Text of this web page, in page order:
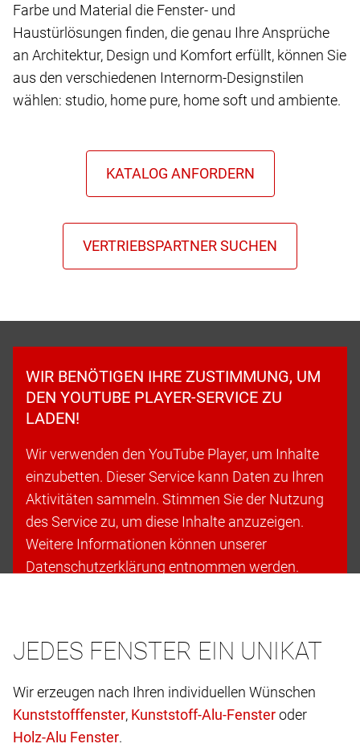
Farbe und Material die Fenster- und
Haustürlösungen finden, die genau Ihre Ansprüche
an Architektur, Design und Komfort erfüllt, können Sie
aus den verschiedenen Internorm-Designstilen
wählen: studio, home pure, home soft und ambiente.
WIR BENÖTIGEN IHRE ZUSTIMMUNG, UM
DEN YOUTUBE PLAYER-SERVICE ZU
LADEN!
Wir verwenden den YouTube Player, um Inhalte
einzubetten. Dieser Service kann Daten zu Ihren
Aktivitäten sammeln. Stimmen Sie der Nutzung
des Service zu, um diese Inhalte anzuzeigen.
Weitere Informationen können unserer
Datenschutzerklärung entnommen werden.
JEDES FENSTER EIN UNIKAT
Wir erzeugen nach Ihren individuellen Wünschen
,
oder
.